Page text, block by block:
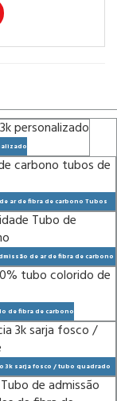
ar de fibra de carbono Tubos
de ar de fibra de carbono
de fibra de carbono
3k sarja fosco / tubo quadrado